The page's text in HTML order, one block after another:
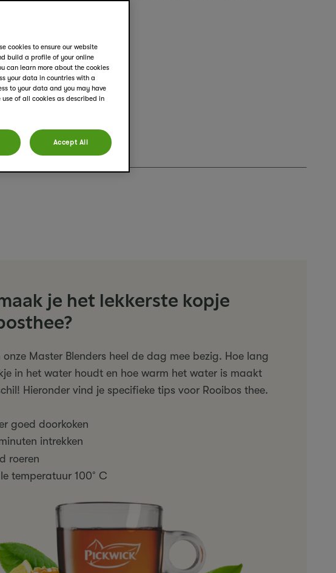
verpakking.
je het lekkerste kopje
onze Master Blenders heel de dag mee bezig. Hoe lang
in het water houdt en hoe warm het water is maakt
Hieronder vind je specifieke tips voor Rooibos thee.
goed doorkoken
intrekken
roeren
temperatuur 100˚C
cookies to ensure our website
build a profile of your online
can learn more about the cookies
your data in countries with a
to your data and you may have
of all cookies as described in
Accept All